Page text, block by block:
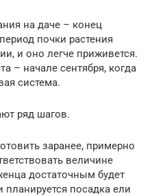
на даче – конец
почки растения
и оно легче приживется.
– начале сентября, когда
система.
ряд шагов.
заранее, примерно
величине
достаточным будет
посадка ели